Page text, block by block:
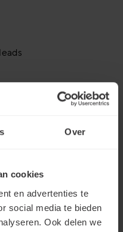
Over
cookies
en advertenties te
social media te bieden
Ook delen we
Selling© - faire face à
International
des modèles